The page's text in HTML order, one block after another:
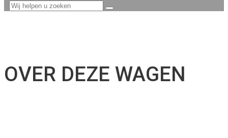
OVER DEZE WAGEN